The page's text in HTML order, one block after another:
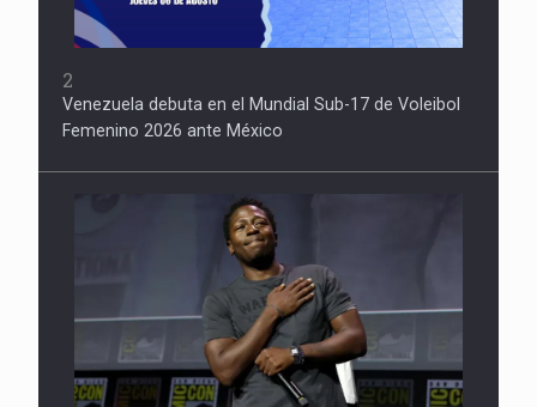
2
Venezuela debuta en el Mundial Sub-17 de Voleibol
Femenino 2026 ante México